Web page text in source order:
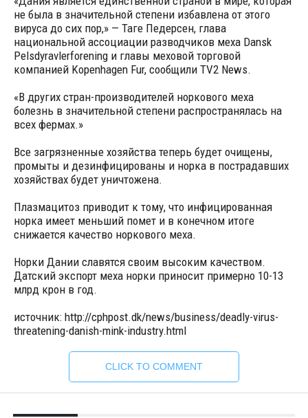
не была в значительной степени избавлена от этого
вируса до сих пор,» — Таге Педерсен, глава
национальной ассоциации разводчиков меха Dansk
Pelsdyravlerforening и главы меховой торговой
компанией Kopenhagen Fur, сообщили TV2 News.
«В других стран-производителей норкового меха
болезнь в значительной степени распространялась на
всех фермах.»
Все загрязненные хозяйства теперь будет очищены,
промыты и дезинфицированы и норка в пострадавших
хозяйствах будет уничтожена.
Плазмацитоз приводит к тому, что инфицированная
норка имеет меньший помет и в конечном итоге
снижается качество норкового меха.
Норки Дании славятся своим высоким качеством.
Датский экспорт меха норки приносит примерно 10-13
млрд крон в год.
источник: http://cphpost.dk/news/business/deadly-virus-
threatening-danish-mink-industry.html
CLICK TO COMMENT